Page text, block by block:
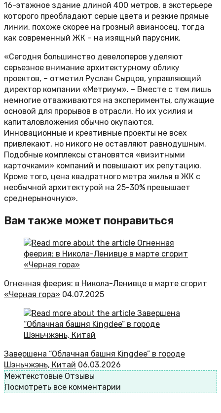
16-этажное здание длиной 400 метров, в экстерьере
которого преобладают серые цвета и резкие прямые
линии, похоже скорее на грозный авианосец, тогда
как современный ЖК – на изящный парусник.
«Сегодня большинство девелоперов уделяют
серьезное внимание архитектурному облику
проектов, – отметил Руслан Сырцов, управляющий
директор компании «Метриум». – Вместе с тем лишь
немногие отваживаются на эксперименты, служащие
основой для прорывов в отрасли. Но их усилия и
капиталовложения обычно окупаются.
Инновационные и креативные проекты не всех
привлекают, но никого не оставляют равнодушным.
Подобные комплексы становятся «визитными
карточками» компаний и повышают их репутацию.
Кроме того, цена квадратного метра жилья в ЖК с
необычной архитектурой на 25-30% превышает
среднерыночную».
Вам также может понравиться
Огненная феерия: в Никола-Ленивце в марте сгорит
«Черная гора» 04.07.2025
Завершена “Облачная башня Kingdee” в городе
Шэньчжэнь, Китай 06.03.2026
Межтекстовые Отзывы
Посмотреть все комментарии